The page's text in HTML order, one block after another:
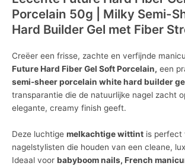
Porcelain 50g | Milky Semi-
Hard Builder Gel met Fiber
Creëer een frisse, zachte en verfijnde
Future Hard Fiber Gel Soft Porcelain, een
semi-sheer porcelain white hard builder
transparantie die de natuurlijke nagel zacht
elegante, creamy finish geeft.
Deze luchtige melkachtige wittint is perfect
nagelstylisten die houden van een cleane,
Ideaal voor babyboom nails, French